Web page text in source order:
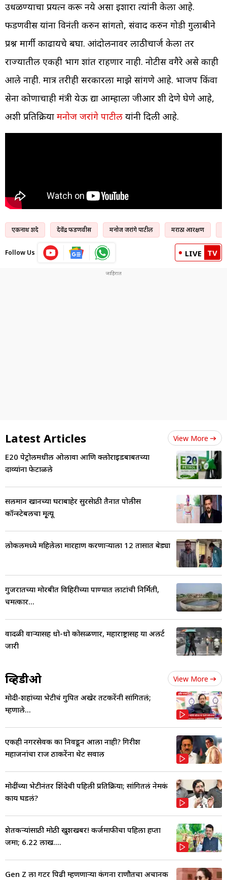
उधळण्याचा प्रयत्न करू नये असा इशारा त्यांनी केला आहे.
फडणवीस यांना विनंती करुन सांगतो, संवाद करुन गोडी गुलाबीने
प्रश्न मार्गी काढायचे बघा. आंदोलनावर लाठीचार्ज केला तर
राज्यातील एकही भाग शांत राहणार नाही. नोटीस वगैरे असे काही
आले नाही. मात्र तरीही सरकारला माझे सांगणे आहे. भाजप किंवा
सेना कोणाचाही मंत्री येऊ द्या आम्हाला जीआर शी देणे घेणे आहे,
अशी प्रतिक्रिया मनोज जरांगे पाटील यांनी दिली आहे.
एकनाथ शिंदे देवेंद्र फडणवीस मनोज जरांगे पाटील मराठा आरक्षण
Follow Us LIVE TV
Latest Articles View More
E20 पेट्रोलमधील ओलावा आणि क्लोराइडबाबतच्या
दाव्यांना फेटाळले
सलमान खानच्या घराबाहेर सुरक्षेसाठी तैनात पोलीस
कॉन्स्टेबलचा मृ्त्यू
लोकलमध्ये महिलेला मारहाण करणाऱ्याला 12 तासात बेड्या
गुजरातच्या मोरबीत विहिरीच्या पाण्यात लाटांची निर्मिती,
चमत्कार...
वादळी वाऱ्यासह धो-धो कोसळणार, महाराष्ट्रासह या अलर्ट
जारी
व्हिडीओ View More
मोदी-शहांच्या भेटीचं गुपित अखेर तटकरेंनी सांगितलं;
म्हणाले...
एकही नगरसेवक का निवडून आला नाही? गिरीश
महाजनांचा राज ठाकरेंना थेट सवाल
मोदींच्या भेटीनंतर शिंदेची पहिली प्रतिक्रिया; सांगितलं नेमकं
काय घडलं?
शेतकऱ्यांसाठी मोठी खुशखबर! कर्जमाफीचा पहिला हप्ता
जमा; 6.22 लाख....
Gen Z ला गटर पिढी म्हणणाऱ्या कंगना राणौतचा अचानक